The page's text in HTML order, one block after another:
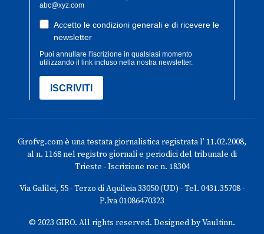
Girofvg.com è una testata giornalistica registrata l' 11.02.2008,
al n. 1168 nel registro giornali e periodici del tribunale di
Trieste - Iscrizione roc n. 18304
Via Galilei, 55 - Terzo di Aquileia 33050 (UD) - Tel. 0431.35708 -
P.Iva 01086470323
© 2023 GIRO. All rights reserved. Designed by Vaultinn.